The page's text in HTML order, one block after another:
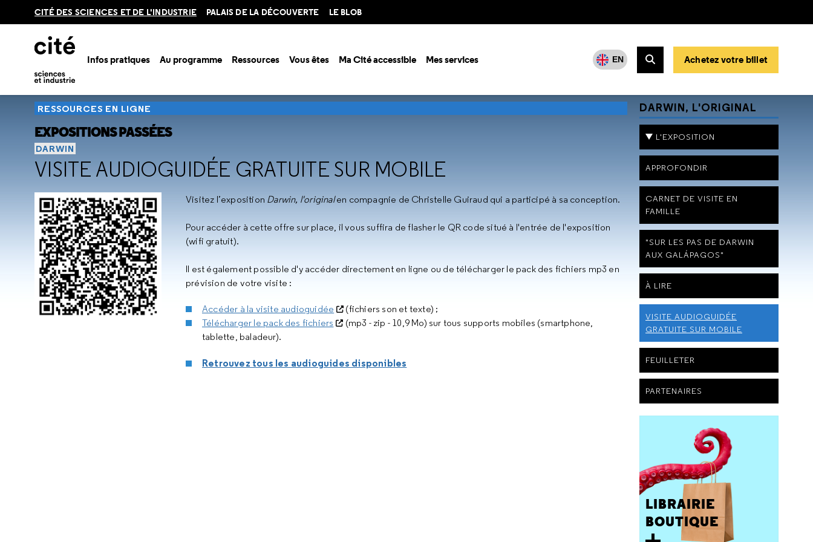
CITÉ DES SCIENCES ET DE L'INDUSTRIE PALAIS DE LA DÉCOUVERTE LE BLOB
Infos pratiques Au programme Ressources Vous êtes Ma Cité accessible Mes services EN
Rechercher
Achetez votre billet
Accueil Ressources
RESSOURCES EN LIGNE
EXPOSITIONS PASSÉES
DARWIN
VISITE AUDIOGUIDÉE GRATUITE SUR MOBILE
Visitez l’exposition Darwin, l'originalen compagnie de Christelle Guiraud qui a participé à sa conception.
Pour accéder à cette offre sur place, il vous suffira de flasher le QR code situé à l'entrée de l'exposition
(wifi gratuit).
Il est également possible d'y accéder directement en ligne ou de télécharger le pack des fichiers mp3 en
prévision de votre visite :
Accéder à la visite audioguidée
(fichiers son et texte) ;
Télécharger le pack des fichiers
(mp3 - zip - 10,9 Mo) sur tous supports mobiles (smartphone,
tablette, baladeur).
Retrouvez tous les audioguides disponibles
DARWIN, L'ORIGINAL
L'EXPOSITION
APPROFONDIR
CARNET DE VISITE EN
FAMILLE
"SUR LES PAS DE DARWIN
AUX GALÁPAGOS"
À LIRE
VISITE AUDIOGUIDÉE
GRATUITE SUR MOBILE
FEUILLETER
PARTENAIRES
LIBRAIRIE
BOUTIQUE